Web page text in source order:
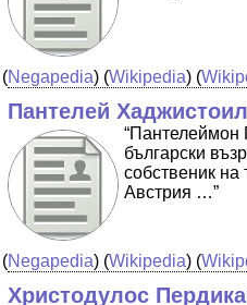
(Negapedia) (Wikipedia) (
Пантелей
“Пантелеймон
български
собственик на
Австрия …”
(Negapedia) (Wikipedia) (
Христодулос